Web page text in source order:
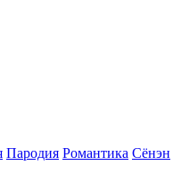
Пародия Романтика Сёнэн